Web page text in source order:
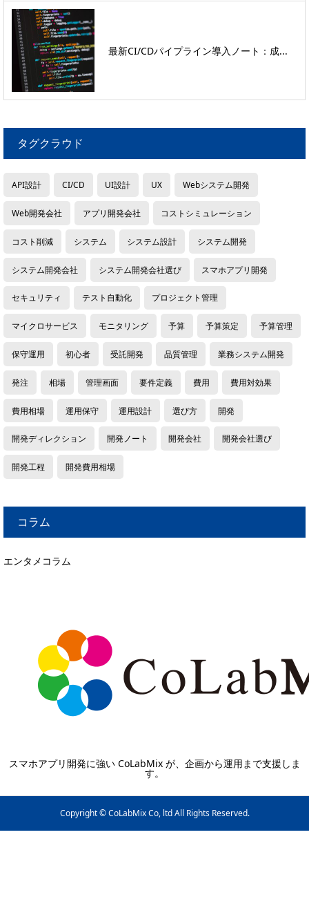
最新CI/CDパイプライン導入ノート：成...
タグクラウド
API設計 CI/CD UI設計 UX Webシステム開発
Web開発会社 アプリ開発会社 コストシミュレーション
コスト削減 システム システム設計 システム開発
システム開発会社 システム開発会社選び スマホアプリ開発
セキュリティ テスト自動化 プロジェクト管理
マイクロサービス モニタリング 予算 予算策定 予算管理
保守運用 初心者 受託開発 品質管理 業務システム開発
発注 相場 管理画面 要件定義 費用 費用対効果
費用相場 運用保守 運用設計 選び方 開発
開発ディレクション 開発ノート 開発会社 開発会社選び
開発工程 開発費用相場
コラム
エンタメコラム
スマホアプリ開発に強い CoLabMix が、企画から運用まで支援しま
す。
Copyright © CoLabMix Co, ltd All Rights Reserved.